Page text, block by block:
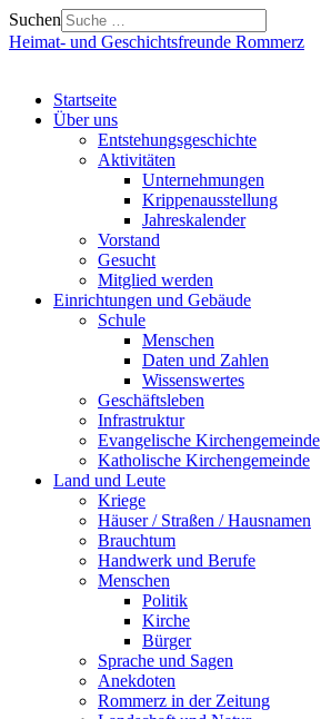
Suchen
Heimat- und Geschichtsfreunde Rommerz
Startseite
Über uns
Entstehungsgeschichte
Aktivitäten
Unternehmungen
Krippenausstellung
Jahreskalender
Vorstand
Gesucht
Mitglied werden
Einrichtungen und Gebäude
Schule
Menschen
Daten und Zahlen
Wissenswertes
Geschäftsleben
Infrastruktur
Evangelische Kirchengemeinde
Katholische Kirchengemeinde
Land und Leute
Kriege
Häuser / Straßen / Hausnamen
Brauchtum
Handwerk und Berufe
Menschen
Politik
Kirche
Bürger
Sprache und Sagen
Anekdoten
Rommerz in der Zeitung